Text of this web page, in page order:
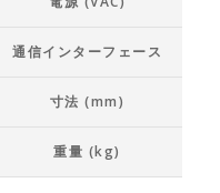
通信インターフェース
寸法 (mm)
重量 (kg)